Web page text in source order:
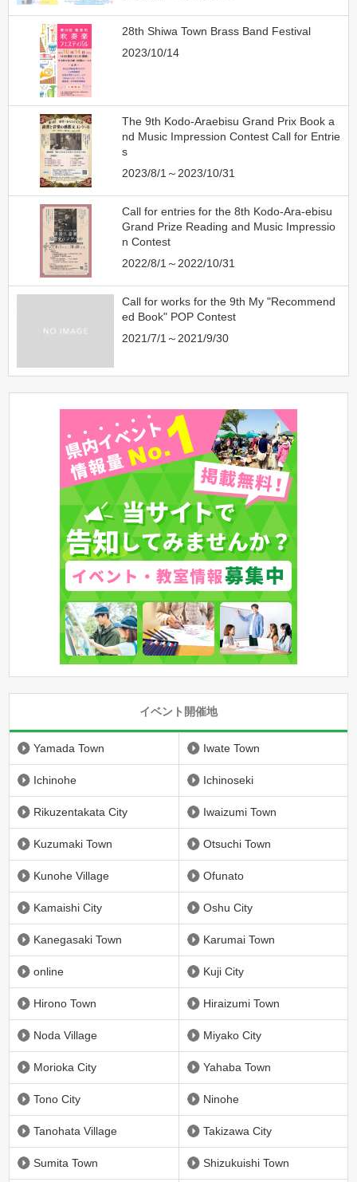
28th Shiwa Town Brass Band Festival
2023/10/14
The 9th Kodo-Araebisu Grand Prix Book a
nd Music Impression Contest Call for Entrie
s
2023/8/1～2023/10/31
Call for entries for the 8th Kodo-Ara-ebisu
Grand Prize Reading and Music Impressio
n Contest
2022/8/1～2022/10/31
Call for works for the 9th My "Recommend
ed Book" POP Contest
2021/7/1～2021/9/30
イベント開催地
Yamada Town Iwate Town
Ichinohe Ichinoseki
Rikuzentakata City Iwaizumi Town
Kuzumaki Town Otsuchi Town
Kunohe Village Ofunato
Kamaishi City Oshu City
Kanegasaki Town Karumai Town
online Kuji City
Hirono Town Hiraizumi Town
Noda Village Miyako City
Morioka City Yahaba Town
Tono City Ninohe
Tanohata Village Takizawa City
Sumita Town Shizukuishi Town